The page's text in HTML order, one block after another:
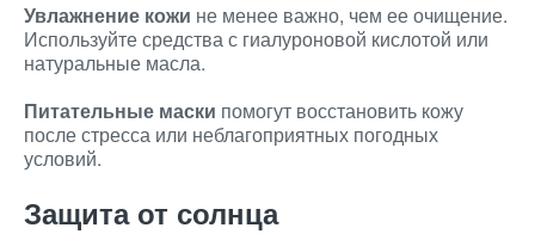
Увлажнение кожи не менее важно, чем ее очищение.
Используйте средства с гиалуроновой кислотой или
натуральные масла.
Питательные маски помогут восстановить кожу
после стресса или неблагоприятных погодных
условий.
Защита от солнца